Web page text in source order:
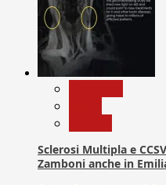
Sclerosi Multipla e
Zamboni anche in